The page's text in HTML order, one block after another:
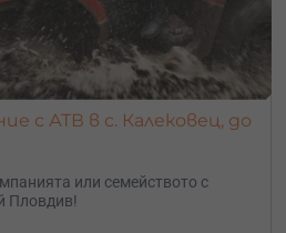
с АТВ в с. Калековец, до
или семейството с
Пловдив!